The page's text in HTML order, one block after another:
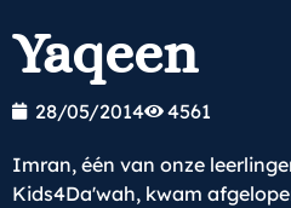
Yaqeen
28/05/2014 4561
Imran, één van onze
Kids4Da'wah, kwam